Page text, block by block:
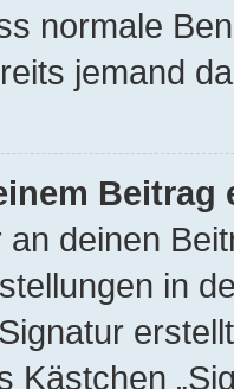
normale
jemand
an deinen
in
Kästchen